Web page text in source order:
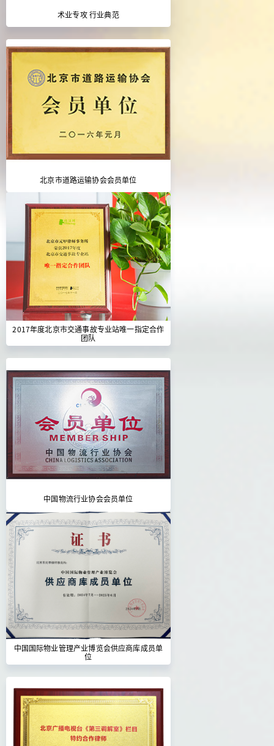
术业专攻 行业典范
北京市道路运输协会会员单位
2017年度北京市交通事故专业站唯一指定合作
团队
中国物流行业协会会员单位
中国国际物业管理产业博览会供应商库成员单
位